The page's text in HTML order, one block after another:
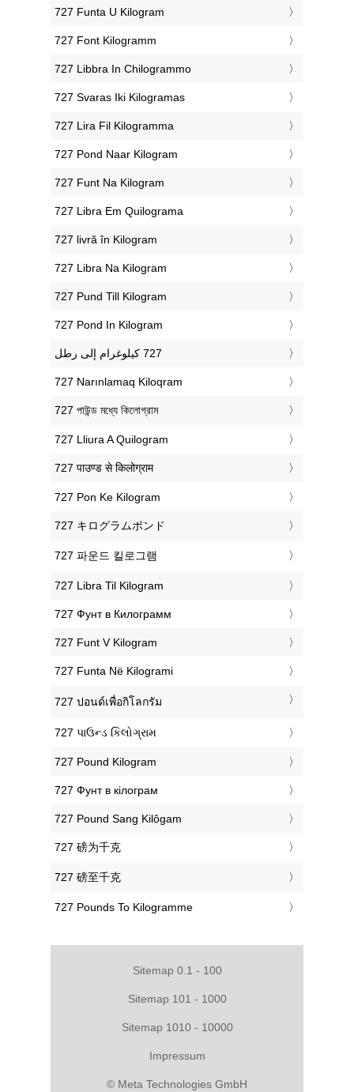
‎727 Funta U Kilogram
‎727 Font Kilogramm
‎727 Libbra In Chilogrammo
‎727 Svaras Iki Kilogramas
‎727 Lira Fil Kilogramma
‎727 Pond Naar Kilogram
‎727 Funt Na Kilogram
‎727 Libra Em Quilograma
‎727 livră în Kilogram
‎727 Libra Na Kilogram
‎727 Pund Till Kilogram
‎727 Pond In Kilogram
‎727 Narınlamaq Kiloqram
‎727 পাউন্ড মধ্যে কিলোগ্রাম
‎727 Lliura A Quilogram
‎727 पाउण्ड से किलोग्राम
‎727 Pon Ke Kilogram
‎727 キログラムポンド
‎727 파운드 킬로그램
‎727 Libra Til Kilogram
‎727 Фунт в Килограмм
‎727 Funt V Kilogram
‎727 Funta Në Kilogrami
‎727 ปอนด์เพื่อกิโลกรัม
‎727 પાઉન્ડ કિલોગ્રામ
‎727 Pound Kilogram
‎727 Фунт в кілограм
‎727 Pound Sang Kilôgam
‎727 磅为千克
‎727 磅至千克
‎727 Pounds To Kilogramme
Sitemap 0.1 - 100
Sitemap 101 - 1000
Sitemap 1010 - 10000
Impressum
© Meta Technologies GmbH